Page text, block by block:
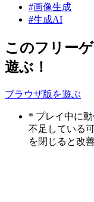
#画像生成
#生成AI
このフリー
遊ぶ！
ブラウザ版を遊ぶ
* プレイ中に
不足している
を閉じると改